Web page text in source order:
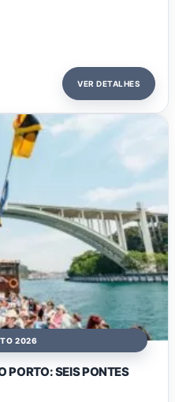
VER DETALHES
2026
PORTO: SEIS PONTES